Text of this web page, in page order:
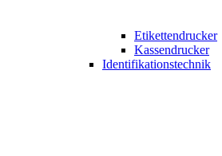
Etikettendrucker
Kassendrucker
Identifikationstechnik